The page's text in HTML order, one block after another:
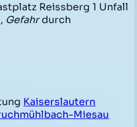
Reissberg 1 Unfall
Gefahrdurch
Kaiserslautern
Miesau